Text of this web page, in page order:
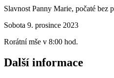
Slavnost Panny Marie, počaté bez
Sobota 9. prosince 2023
Rorátní mše v 8:00 hod.
Další informace